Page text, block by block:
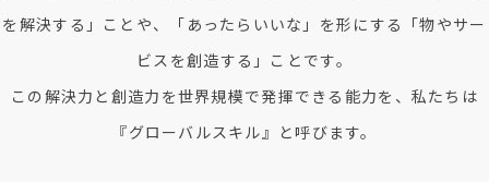
を解決する」ことや、「あったらいいな」を形にする「物やサー
ビスを創造する」ことです。
この解決力と創造力を世界規模で発揮できる能力を、私たちは
『グローバルスキル』と呼びます。